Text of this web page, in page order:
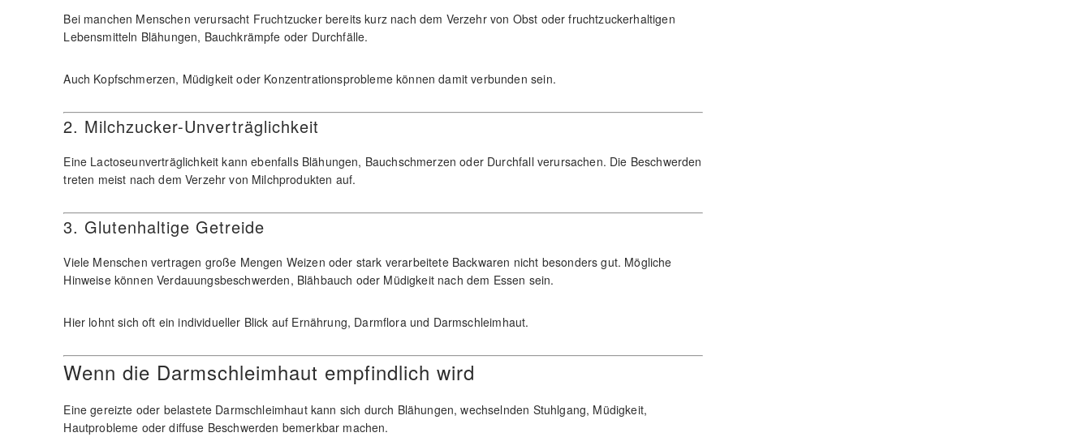
Bei manchen Menschen verursacht Fruchtzucker bereits kurz nach dem Verzehr von Obst oder fruchtzuckerhaltigen
Lebensmitteln Blähungen, Bauchkrämpfe oder Durchfälle.
Auch Kopfschmerzen, Müdigkeit oder Konzentrationsprobleme können damit verbunden sein.
2. Milchzucker-Unverträglichkeit
Eine Lactoseunverträglichkeit kann ebenfalls Blähungen, Bauchschmerzen oder Durchfall verursachen. Die Beschwerden
treten meist nach dem Verzehr von Milchprodukten auf.
3. Glutenhaltige Getreide
Viele Menschen vertragen große Mengen Weizen oder stark verarbeitete Backwaren nicht besonders gut. Mögliche
Hinweise können Verdauungsbeschwerden, Blähbauch oder Müdigkeit nach dem Essen sein.
Hier lohnt sich oft ein individueller Blick auf Ernährung, Darmflora und Darmschleimhaut.
Wenn die Darmschleimhaut empfindlich wird
Eine gereizte oder belastete Darmschleimhaut kann sich durch Blähungen, wechselnden Stuhlgang, Müdigkeit,
Hautprobleme oder diffuse Beschwerden bemerkbar machen.